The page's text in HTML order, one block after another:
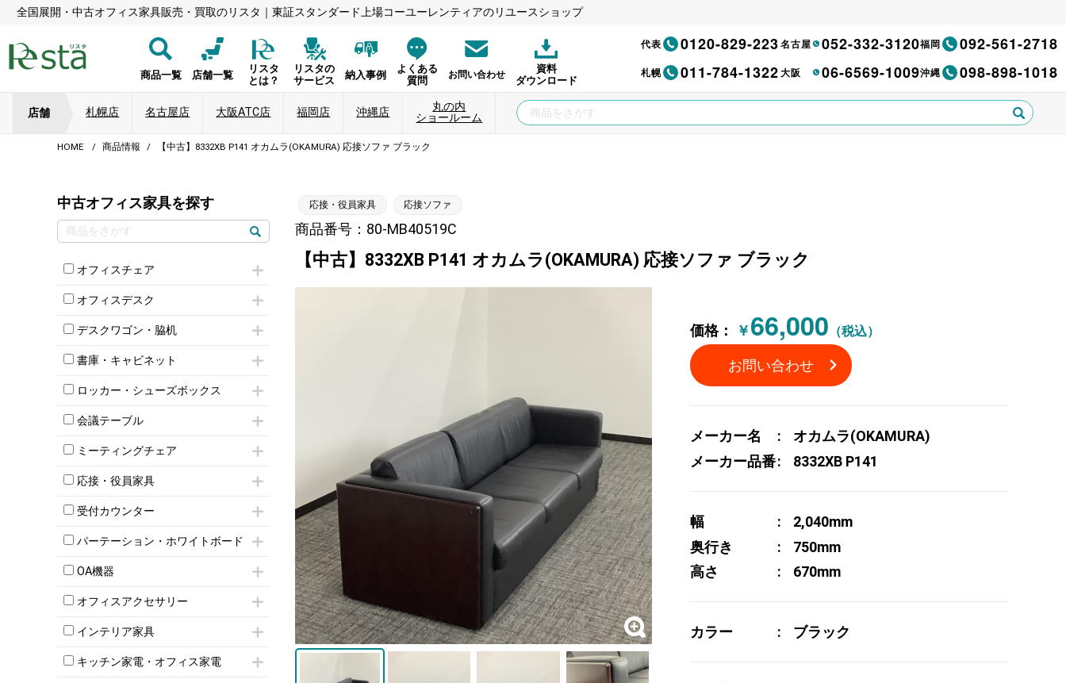
全国展開・中古オフィス家具販売・買取のリスタ｜東証スタンダード上場コーユーレンティアのリユースショップ
商品一覧 店舗一覧
リスタ
とは？
リスタの
サービス
納入事例
よくある
質問
お問い合わせ
資料
ダウンロード
代表 0120-829-223名古屋 052-332-3120福岡 092-561-2718
札幌 011-784-1322大阪 06-6569-1009沖縄 098-898-1018
店舗 札幌店 名古屋店 大阪ATC店 福岡店 沖縄店
丸の内
ショールーム
HOME 商品情報 【中古】8332XB P141 オカムラ(OKAMURA) 応接ソファ ブラック
中古オフィス家具を探す
オフィスチェア
肘付きチェア
肘無しチェア
役員チェア
オフィスチェアその他
オフィスデスク
片袖机
フリーアドレスデスク（ベンチデスク）
昇降デスク
両袖机
デスクワゴン・脇机
インワゴン2段
インワゴン3段
脇机
書庫・キャビネット
ハイキャビネット
ローキャビネット
両開きキャビネット
上下連結キャビネット
軽量ラック（スチールラック）
収納家具その他
オープン書庫
両開書庫
引き違い書庫
ロッカー・シューズボックス
1人用ロッカー
2人用ロッカー
3人用ロッカー
5人用ロッカー
8人用ロッカー
多人数ロッカー
シリンダー錠ロッカー
ダイヤル錠ロッカー
ボタン錠ロッカー
シューズロッカー・下駄箱
ロッカーその他
会議テーブル
ミーティングテーブル
スタッキングテーブル
ネスティングテーブル
カウンターテーブル
T字脚テーブル
会議テーブルW1200～
会議テーブルW1800～
折りたたみ会議テーブル
ハイテーブル
ミーティングチェア
キャスター付きミーティングチェア
スタッキングミーティングチェア
テーブル付きミーティングチェア
折りたたみミーティングチェア
ハイチェア
ミーティングチェアその他
応接・役員家具
応接セット
応接ソファ
応接チェア
応接・役員家具その他
受付カウンター
ハイカウンター
ローカウンター
ラウンジカウンター
パーテーション・ホワイトボード
パーテーション
自立タイプパーテーション
パーテーションその他
壁掛けホワイトボード
ホワイトボードその他
OA機器
iPad
電話機（ビジネスフォン）
シュレッダー
スクリーン
オフィスアクセサリー
チェア用台車
演台・講演台・演説台
防音パネル
インテリア家具
モールドチェア
ダイニングチェア
キッチン家電・オフィス家電
応接・役員家具 応接ソファ
商品番号：80-MB40519C
【中古】8332XB P141 オカムラ(OKAMURA) 応接ソファ ブラック
価格： ￥66,000 （税込）
お問い合わせ
メーカー名
オカムラ(OKAMURA)
メーカー品番
8332XB P141
幅
2,040mm
奥行き
750mm
高さ
670mm
カラー ブラック